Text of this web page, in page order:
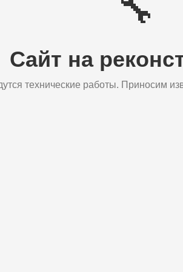
🔧
Сайт на
технические работы. Приносим